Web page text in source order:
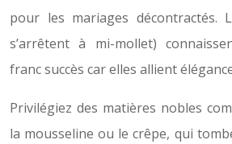
pour les mariages décontractés.
s’arrêtent à mi-mollet)
franc succès car elles allient
Privilégiez des matières nobles
la mousseline ou le crêpe, qui